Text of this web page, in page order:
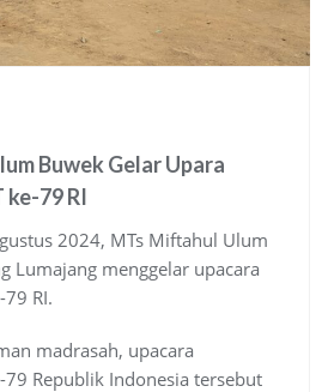
Buwek Gelar Upara
79 RI
2024, MTs Miftahul Ulum
Lumajang menggelar upacara
RI.
madrasah, upacara
79 Republik Indonesia tersebut